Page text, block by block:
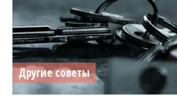
Другие советы